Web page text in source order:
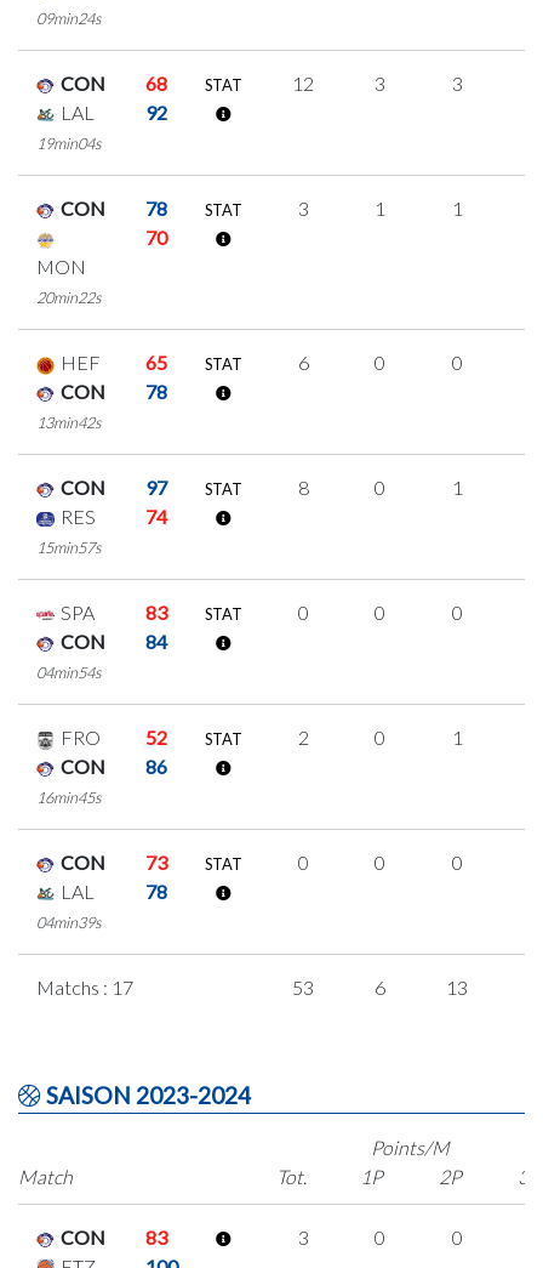
09min24s
CON
68
LAL
92
19min04s
STAT 12 3 3
CON 78
MON
70
20min22s
STAT 3 1 1
HEF
65
CON
78
13min42s
STAT 6 0 0
CON
97
RES
74
15min57s
STAT 8 0 1
SPA
83
CON
84
04min54s
STAT 0 0 0
FRO
52
CON
86
16min45s
STAT 2 0 1
CON
73
LAL
78
04min39s
STAT 0 0 0
Matchs : 17 53 6 13
SAISON 2023-2024
Match
Points/M
Tot.
1P 2P 3P
CON
83
3 0 0